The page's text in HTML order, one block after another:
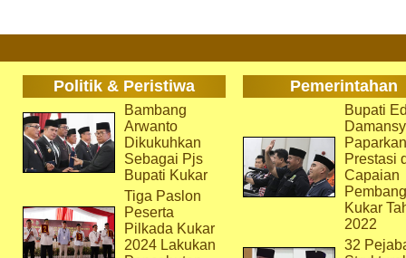
Politik & Peristiwa Pemerintahan
Bambang
Arwanto
Dikukuhkan
Sebagai Pjs
Bupati Kukar
Tiga Paslon
Peserta
Pilkada Kukar
2024 Lakukan
Bupati
Paparkan
Prestasi
Capaian
Kukar
2022
32